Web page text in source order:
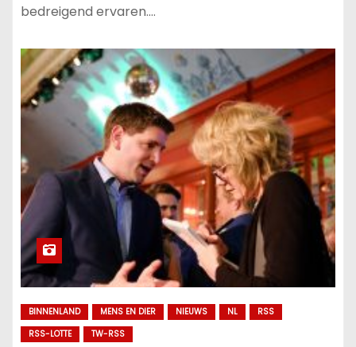
bedreigend ervaren.…
BINNENLAND MENS EN DIER NIEUWS NL
RSS
RSS-LOTTE
TW-RSS